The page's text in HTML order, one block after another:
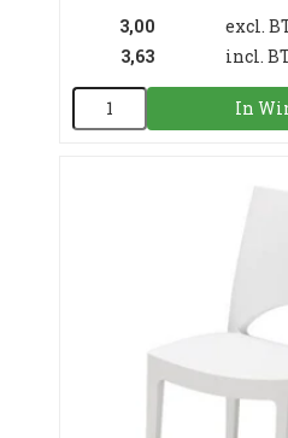
3,00
excl.
3,63
incl.
In